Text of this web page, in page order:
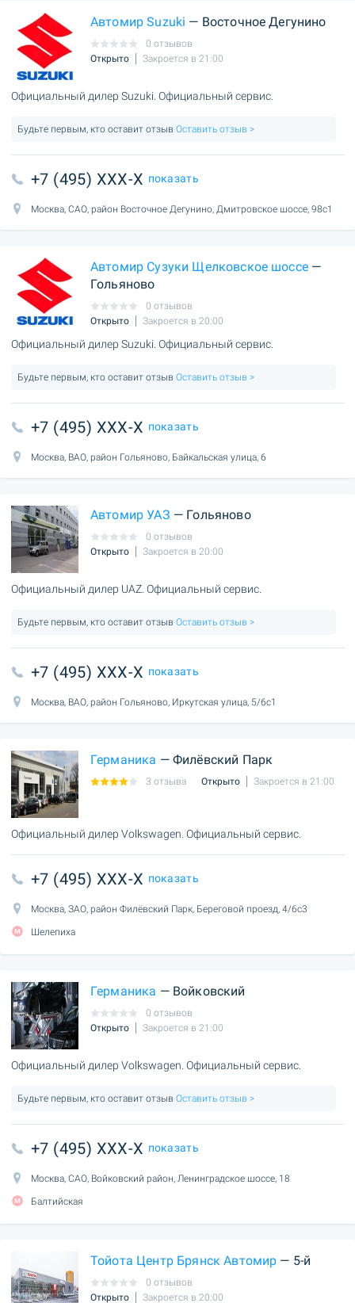
Автомир Suzuki — Восточное Дегунино
0 отзывов
Открыто
Закроется в 21:00
Официальный дилер Suzuki. Официальный сервис.
Будьте первым, кто оставит отзыв Оставить отзыв >
+7 (495) XXX-X показать
Москва, САО, район Восточное Дегунино, Дмитровское шоссе, 98с1
Автомир Сузуки Щелковское шоссе—
Гольяново
0 отзывов
Открыто
Закроется в 20:00
Официальный дилер Suzuki. Официальный сервис.
Будьте первым, кто оставит отзыв Оставить отзыв >
+7 (495) XXX-X показать
Москва, ВАО, район Гольяново, Байкальская улица, 6
Автомир УАЗ — Гольяново
0 отзывов
Открыто
Закроется в 20:00
Официальный дилер UAZ. Официальный сервис.
Будьте первым, кто оставит отзыв Оставить отзыв >
+7 (495) XXX-X показать
Москва, ВАО, район Гольяново, Иркутская улица, 5/6с1
Германика — Филёвский Парк
3 отзыва Открыто Закроется в 21:00
Официальный дилер Volkswagen. Официальный сервис.
+7 (495) XXX-X показать
Москва, ЗАО, район Филёвский Парк, Береговой проезд, 4/6с3
Шелепиха
Германика — Войковский
0 отзывов
Открыто
Закроется в 21:00
Официальный дилер Volkswagen. Официальный сервис.
Будьте первым, кто оставит отзыв Оставить отзыв >
+7 (495) XXX-X показать
Москва, САО, Войковский район, Ленинградское шоссе, 18
Балтийская
Тойота Центр Брянск Автомир — 5-й
0 отзывов
Открыто
Закроется в 20:00